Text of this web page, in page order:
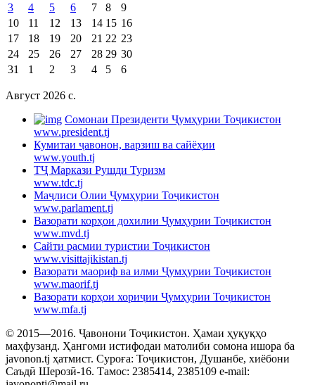
3
4 5 6 7 8
9
10
11 12 13 14 15 16
17
18 19 20 21 22 23
24
25 26 27 28 29 30
31
1 2 3 4 5 6
Август 2026 c.
Cомонаи Президенти Ҷумҳурии Тоҷикистон
www.president.tj
Кумитаи ҷавонон, варзиш ва сайёҳии
www.youth.tj
ТҶ Маркази Рушди Туризм
www.tdc.tj
Маҷлиси Олии Ҷумҳурии Тоҷикистон
www.parlament.tj
Вазорати корҳои дохилии Ҷумҳурии Тоҷикистон
www.mvd.tj
Сайти расмии туристии Тоҷикистон
www.visittajikistan.tj
Вазорати маориф ва илми Ҷумҳурии Тоҷикистон
www.maorif.tj
Вазорати корҳои хориҷии Ҷумҳурии Тоҷикистон
www.mfa.tj
© 2015—2016. Ҷавонони Тоҷикистон. Ҳамаи ҳуқуқҳо
маҳфузанд. Ҳангоми истифодаи матолиби сомона ишора ба
javonon.tj ҳатмист. Суроға: Тоҷикистон, Душанбе, хиёбони
Саъдӣ Шерозӣ-16. Тамос: 2385414, 2385109 e-mail: